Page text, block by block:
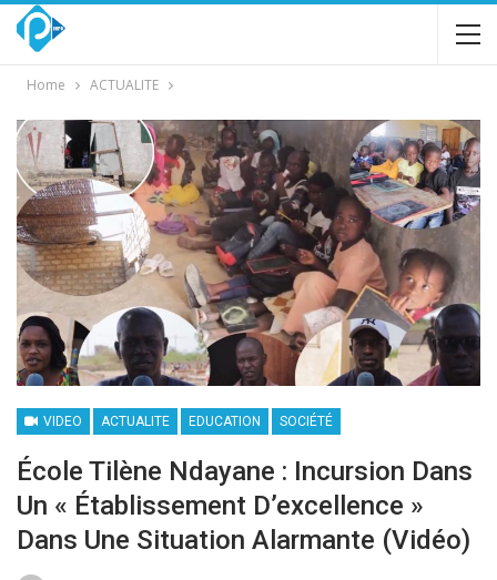
Home ACTUALITE
VIDEO ACTUALITE EDUCATION SOCIÉTÉ
École Tilène Ndayane : Incursion Dans
Un « Établissement D’excellence »
Dans Une Situation Alarmante (vidéo)